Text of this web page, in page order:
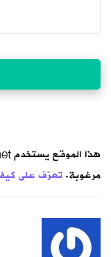
مرغوبة.تعرّف على